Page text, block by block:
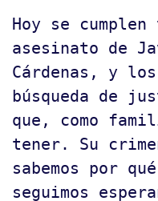
Hoy se
asesinato de
Cárdenas, y
búsqueda de
que, como
tener. Su
sabemos por
seguimos